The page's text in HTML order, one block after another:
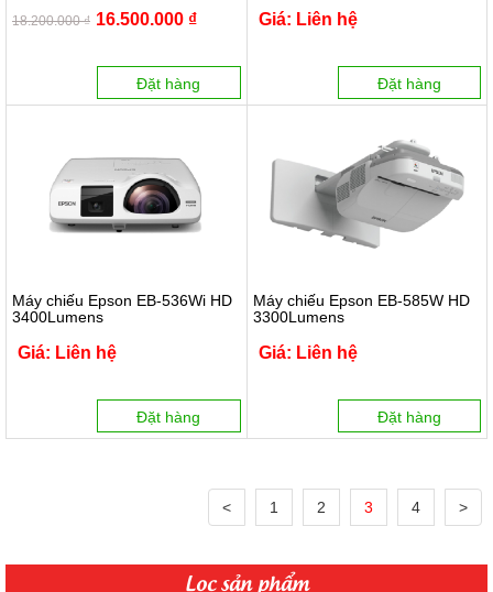
18.200.000 ₫ 16.500.000 ₫
Đặt hàng
Giá: Liên hệ
Đặt hàng
Máy chiếu Epson EB-536Wi HD
3400Lumens
Giá: Liên hệ
Đặt hàng
Máy chiếu Epson EB-585W HD
3300Lumens
Giá: Liên hệ
Đặt hàng
< 1 2 3 4 >
Lọc sản phẩm